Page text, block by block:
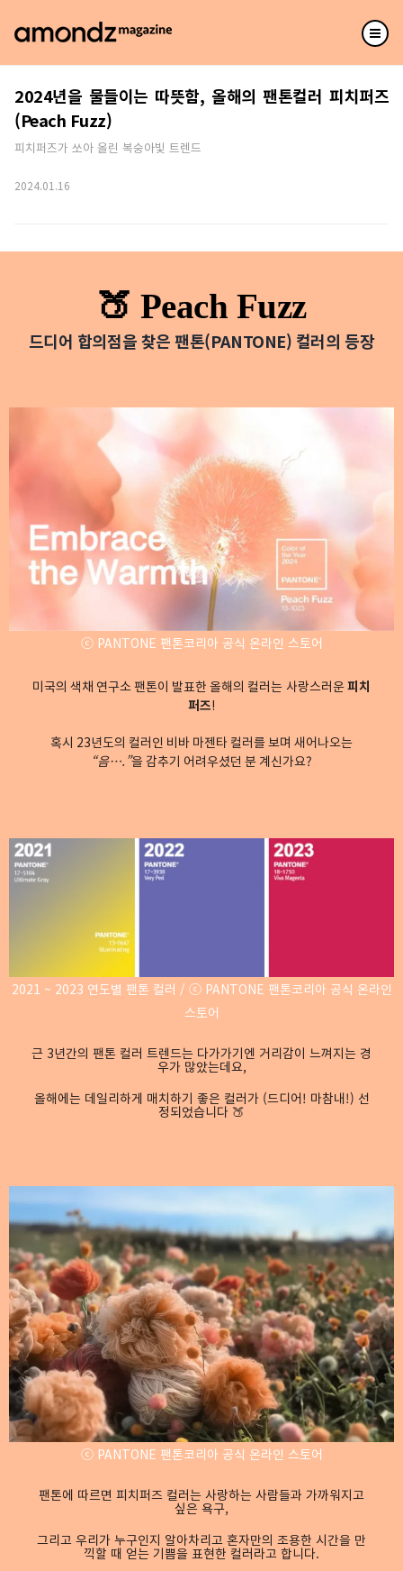
2024년을 물들이는 따뜻함, 올해의 팬톤컬러 피치퍼즈
(Peach Fuzz)
피치퍼즈가 쏘아 올린 복숭아빛 트렌드
2024.01.16
🍑 Peach Fuzz
드디어 합의점을 찾은 팬톤(PANTONE) 컬러의 등장
ⓒ PANTONE 팬톤코리아 공식 온라인 스토어
미국의 색채 연구소 팬톤이 발표한 올해의 컬러는 사랑스러운피치
퍼즈!
혹시 23년도의 컬러인 비바 마젠타 컬러를 보며 새어나오는
“음….”을 감추기 어려우셨던 분 계신가요?
2021 ~ 2023 연도별 팬톤 컬러 / ⓒ PANTONE 팬톤코리아 공식 온라인
스토어
근 3년간의 팬톤 컬러 트렌드는 다가가기엔 거리감이 느껴지는 경
우가 많았는데요,
올해에는 데일리하게 매치하기 좋은 컬러가 (드디어! 마참내!) 선
정되었습니다 🍑
ⓒ PANTONE 팬톤코리아 공식 온라인 스토어
팬톤에 따르면 피치퍼즈 컬러는 사랑하는 사람들과 가까워지고
싶은 욕구,
그리고 우리가 누구인지 알아차리고 혼자만의 조용한 시간을 만
끽할 때 얻는 기쁨을 표현한 컬러라고 합니다.